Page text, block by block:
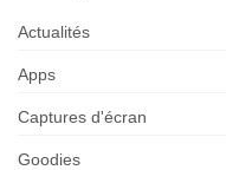
Actualités
Apps
Captures d'écran
Goodies